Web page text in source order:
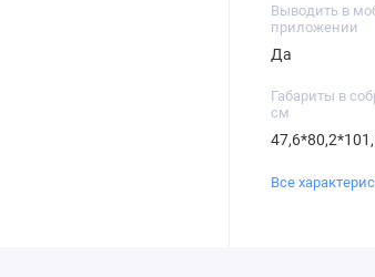
Выводить в
приложении
Да
Габариты в
см
Все